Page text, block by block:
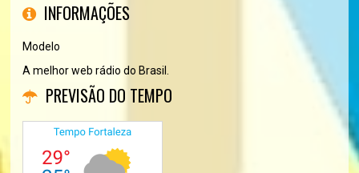
INFORMAÇÕES
Modelo
A melhor web rádio do Brasil.
PREVISÃO DO TEMPO